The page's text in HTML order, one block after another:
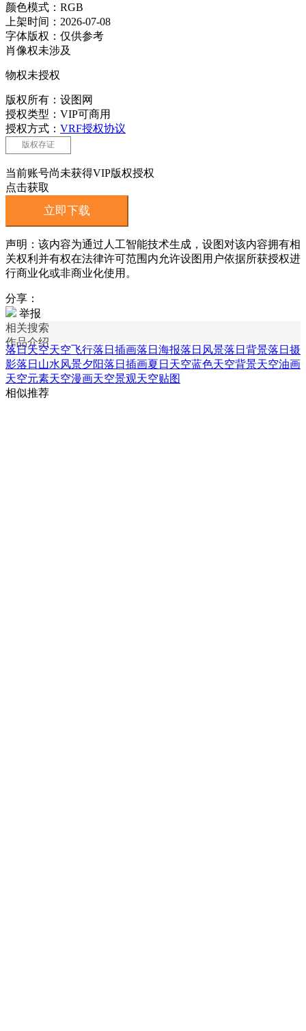
颜色模式：RGB
上架时间：2026-07-08
字体版权：仅供参考
肖像权未涉及
物权未授权
版权所有：设图网
授权类型：VIP可商用
授权方式： VRF授权协议
版权存证
当前账号尚未获得VIP版权授权
点击获取
立即下载
声明：该内容为通过人工智能技术生成，设图对该内容拥有相
关权利并有权在法律许可范围内允许设图用户依据所获授权进
行商业化或非商业化使用。
分享：
举报
相关搜索
作品介绍
落日天空天空飞行落日插画落日海报落日风景落日背景落日摄
影落日山水风景夕阳落日插画夏日天空蓝色天空背景天空油画
天空元素天空漫画天空景观天空贴图
相似推荐